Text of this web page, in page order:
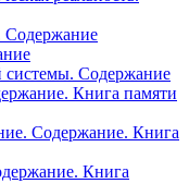
Содержание
системы. Содержание
Книга памяти
Содержание. Книга
Книга